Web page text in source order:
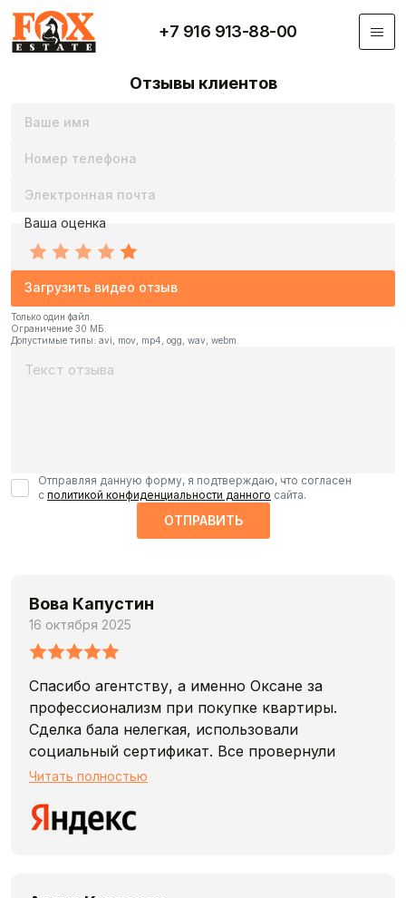
Перейти к основному содержанию
+7 916 913-88-00
Отзывы клиентов
Ваша оценка
Загрузить видео отзыв
Только один файл.
Ограничение 30 МБ.
Допустимые типы: avi, mov, mp4, ogg, wav, webm.
Отправляя данную форму, я подтверждаю, что согласен
с политикой конфиденциальности данного сайта.
ОТПРАВИТЬ
Вова Капустин
16 октября 2025
Спасибо агентству, а именно Оксане за
профессионализм при покупке квартиры.
Сделка бала нелегкая, использовали
социальный сертификат. Все провернули
качественно и оперативно. Обязательно буду
Читать полностью